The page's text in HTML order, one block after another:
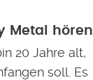
Metal
20 Jahre alt,
soll. Es